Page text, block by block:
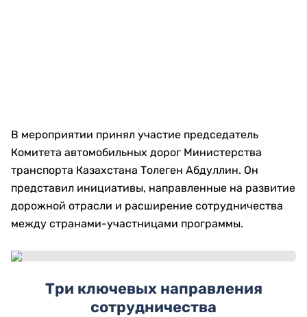
В мероприятии принял участие председатель
Комитета автомобильных дорог Министерства
транспорта Казахстана Толеген Абдуллин. Он
представил инициативы, направленные на развитие
дорожной отрасли и расширение сотрудничества
между странами-участницами программы.
Три ключевых направления
сотрудничества